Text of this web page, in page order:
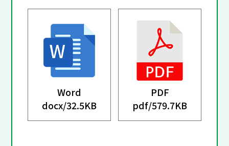
Word
docx/32.5KB
PDF
pdf/579.7KB